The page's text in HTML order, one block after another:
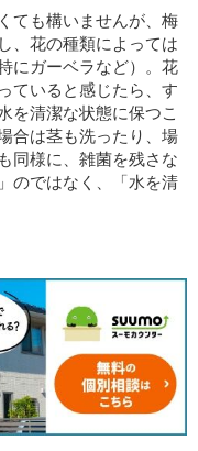
ても構いませんが、梅
、花の種類によっては
にガーベラなど）。花
ていると感じたら、す
を清潔な状態に保つこ
合は茎も洗ったり、場
同様に、雑菌を残さな
のではなく、「水を清